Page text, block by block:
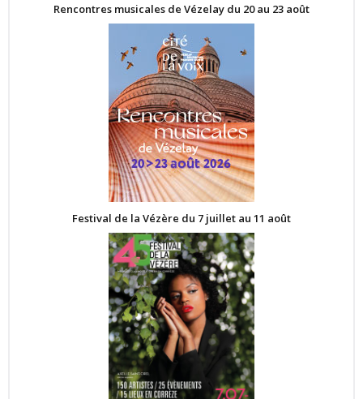
Rencontres musicales de Vézelay du 20 au 23 août
Festival de la Vézère du 7 juillet au 11 août